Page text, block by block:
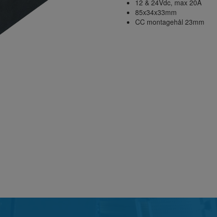
12 & 24Vdc, max 20A
85x34x33mm
CC montagehål 23mm